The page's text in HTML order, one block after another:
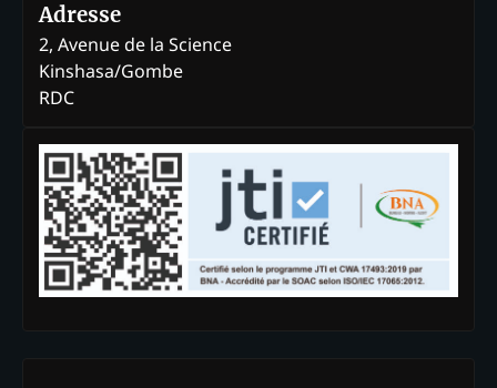
Adresse
2, Avenue de la Science
Kinshasa/Gombe
RDC